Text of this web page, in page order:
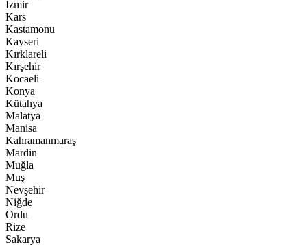
İzmir
Kars
Kastamonu
Kayseri
Kırklareli
Kırşehir
Kocaeli
Konya
Kütahya
Malatya
Manisa
Kahramanmaraş
Mardin
Muğla
Muş
Nevşehir
Niğde
Ordu
Rize
Sakarya